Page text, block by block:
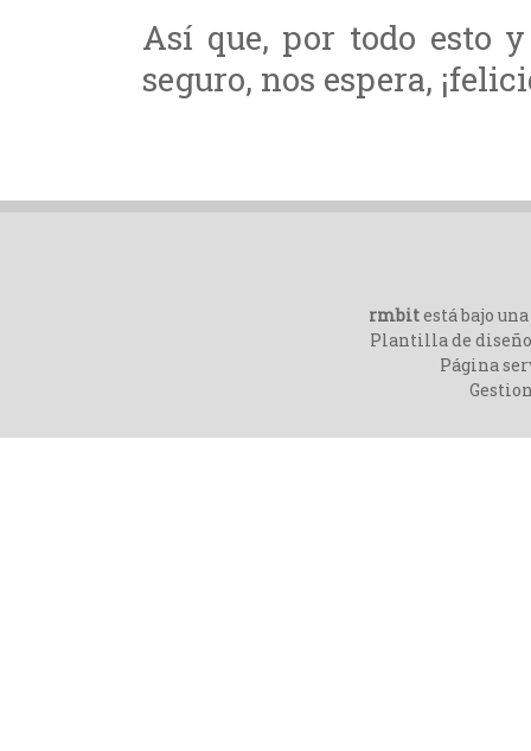
Así que, por todo esto
seguro, nos espera,
rmbitestá bajo una
Plantilla de
Página